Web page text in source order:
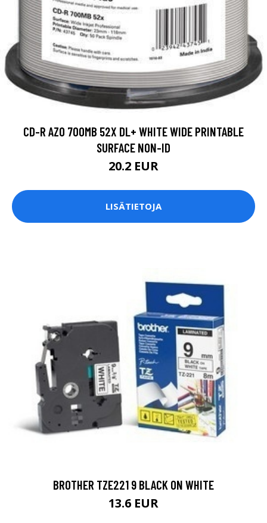
CD-R AZO 700MB 52X DL+ WHITE WIDE PRINTABLE
SURFACE NON-ID
20.2 EUR
LISÄTIETOJA
BROTHER TZE221 9 BLACK ON WHITE
13.6 EUR